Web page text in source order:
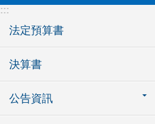
:::
法定預算書
決算書
公告資訊